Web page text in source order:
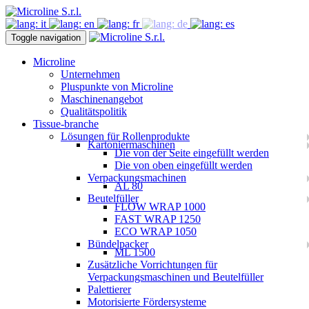
Toggle navigation
Microline
Unternehmen
Pluspunkte von Microline
Maschinenangebot
Qualitätspolitik
Tissue-branche
Lösungen für Rollenprodukte
Kartoniermaschinen
Die von der Seite eingefüllt werden
Die von oben eingefüllt werden
Verpackungsmachinen
AL 80
Beutelfüller
FLOW WRAP 1000
FAST WRAP 1250
ECO WRAP 1050
Bündelpacker
ML 1500
Zusätzliche Vorrichtungen für
Verpackungsmaschinen und Beutelfüller
Palettierer
Motorisierte Fördersysteme